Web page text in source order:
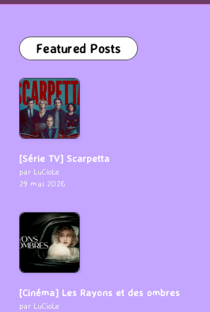
Featured Posts
[Série TV] Scarpetta
par LuCioLe
29 mai 2026
[Cinéma] Les Rayons et des ombres
par LuCioLe